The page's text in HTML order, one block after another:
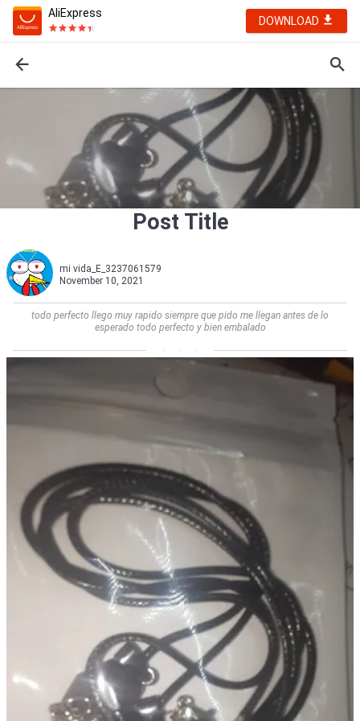
AliExpress
DOWNLOAD
Post Title
mi vida_E_3237061579
November 10, 2021
todo perfecto llego muy rapido siempre que pido me llegan antes de lo
esperado todo perfecto y bien embalado